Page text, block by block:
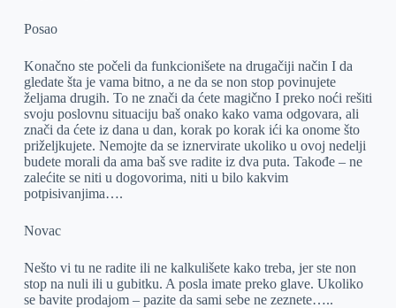
Posao
Konačno ste počeli da funkcionišete na drugačiji način I da
gledate šta je vama bitno, a ne da se non stop povinujete
željama drugih. To ne znači da ćete magično I preko noći rešiti
svoju poslovnu situaciju baš onako kako vama odgovara, ali
znači da ćete iz dana u dan, korak po korak ići ka onome što
priželjkujete. Nemojte da se iznervirate ukoliko u ovoj nedelji
budete morali da ama baš sve radite iz dva puta. Takođe – ne
zalećite se niti u dogovorima, niti u bilo kakvim
potpisivanjima….
Novac
Nešto vi tu ne radite ili ne kalkulišete kako treba, jer ste non
stop na nuli ili u gubitku. A posla imate preko glave. Ukoliko
se bavite prodajom – pazite da sami sebe ne zeznete…..